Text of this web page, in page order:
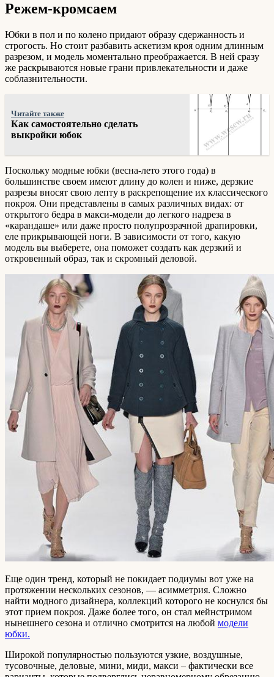
Режем-кромсаем
Юбки в пол и по колено придают образу сдержанность и
строгость. Но стоит разбавить аскетизм кроя одним длинным
разрезом, и модель моментально преображается. В ней сразу
же раскрываются новые грани привлекательности и даже
соблазнительности.
Читайте также
Как самостоятельно сделать
выкройки юбок
Поскольку модные юбки (весна-лето этого года) в
большинстве своем имеют длину до колен и ниже, дерзкие
разрезы вносят свою лепту в раскрепощение их классического
покроя. Они представлены в самых различных видах: от
открытого бедра в макси-модели до легкого надреза в
«карандаше» или даже просто полупрозрачной драпировки,
еле прикрывающей ноги. В зависимости от того, какую
модель вы выберете, она поможет создать как дерзкий и
откровенный образ, так и скромный деловой.
Еще один тренд, который не покидает подиумы вот уже на
протяжении нескольких сезонов, — асимметрия. Сложно
найти модного дизайнера, коллекций которого не коснулся бы
этот прием покроя. Даже более того, он стал мейнстримом
нынешнего сезона и отлично смотрится на любой модели
юбки.
Широкой популярностью пользуются узкие, воздушные,
тусовочные, деловые, мини, миди, макси – фактически все